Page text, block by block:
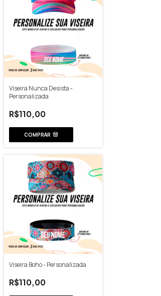
Viseira Nunca Desista -
Personalizada
R$110,00
COMPRAR
Viseira Boho - Personalizada
R$110,00